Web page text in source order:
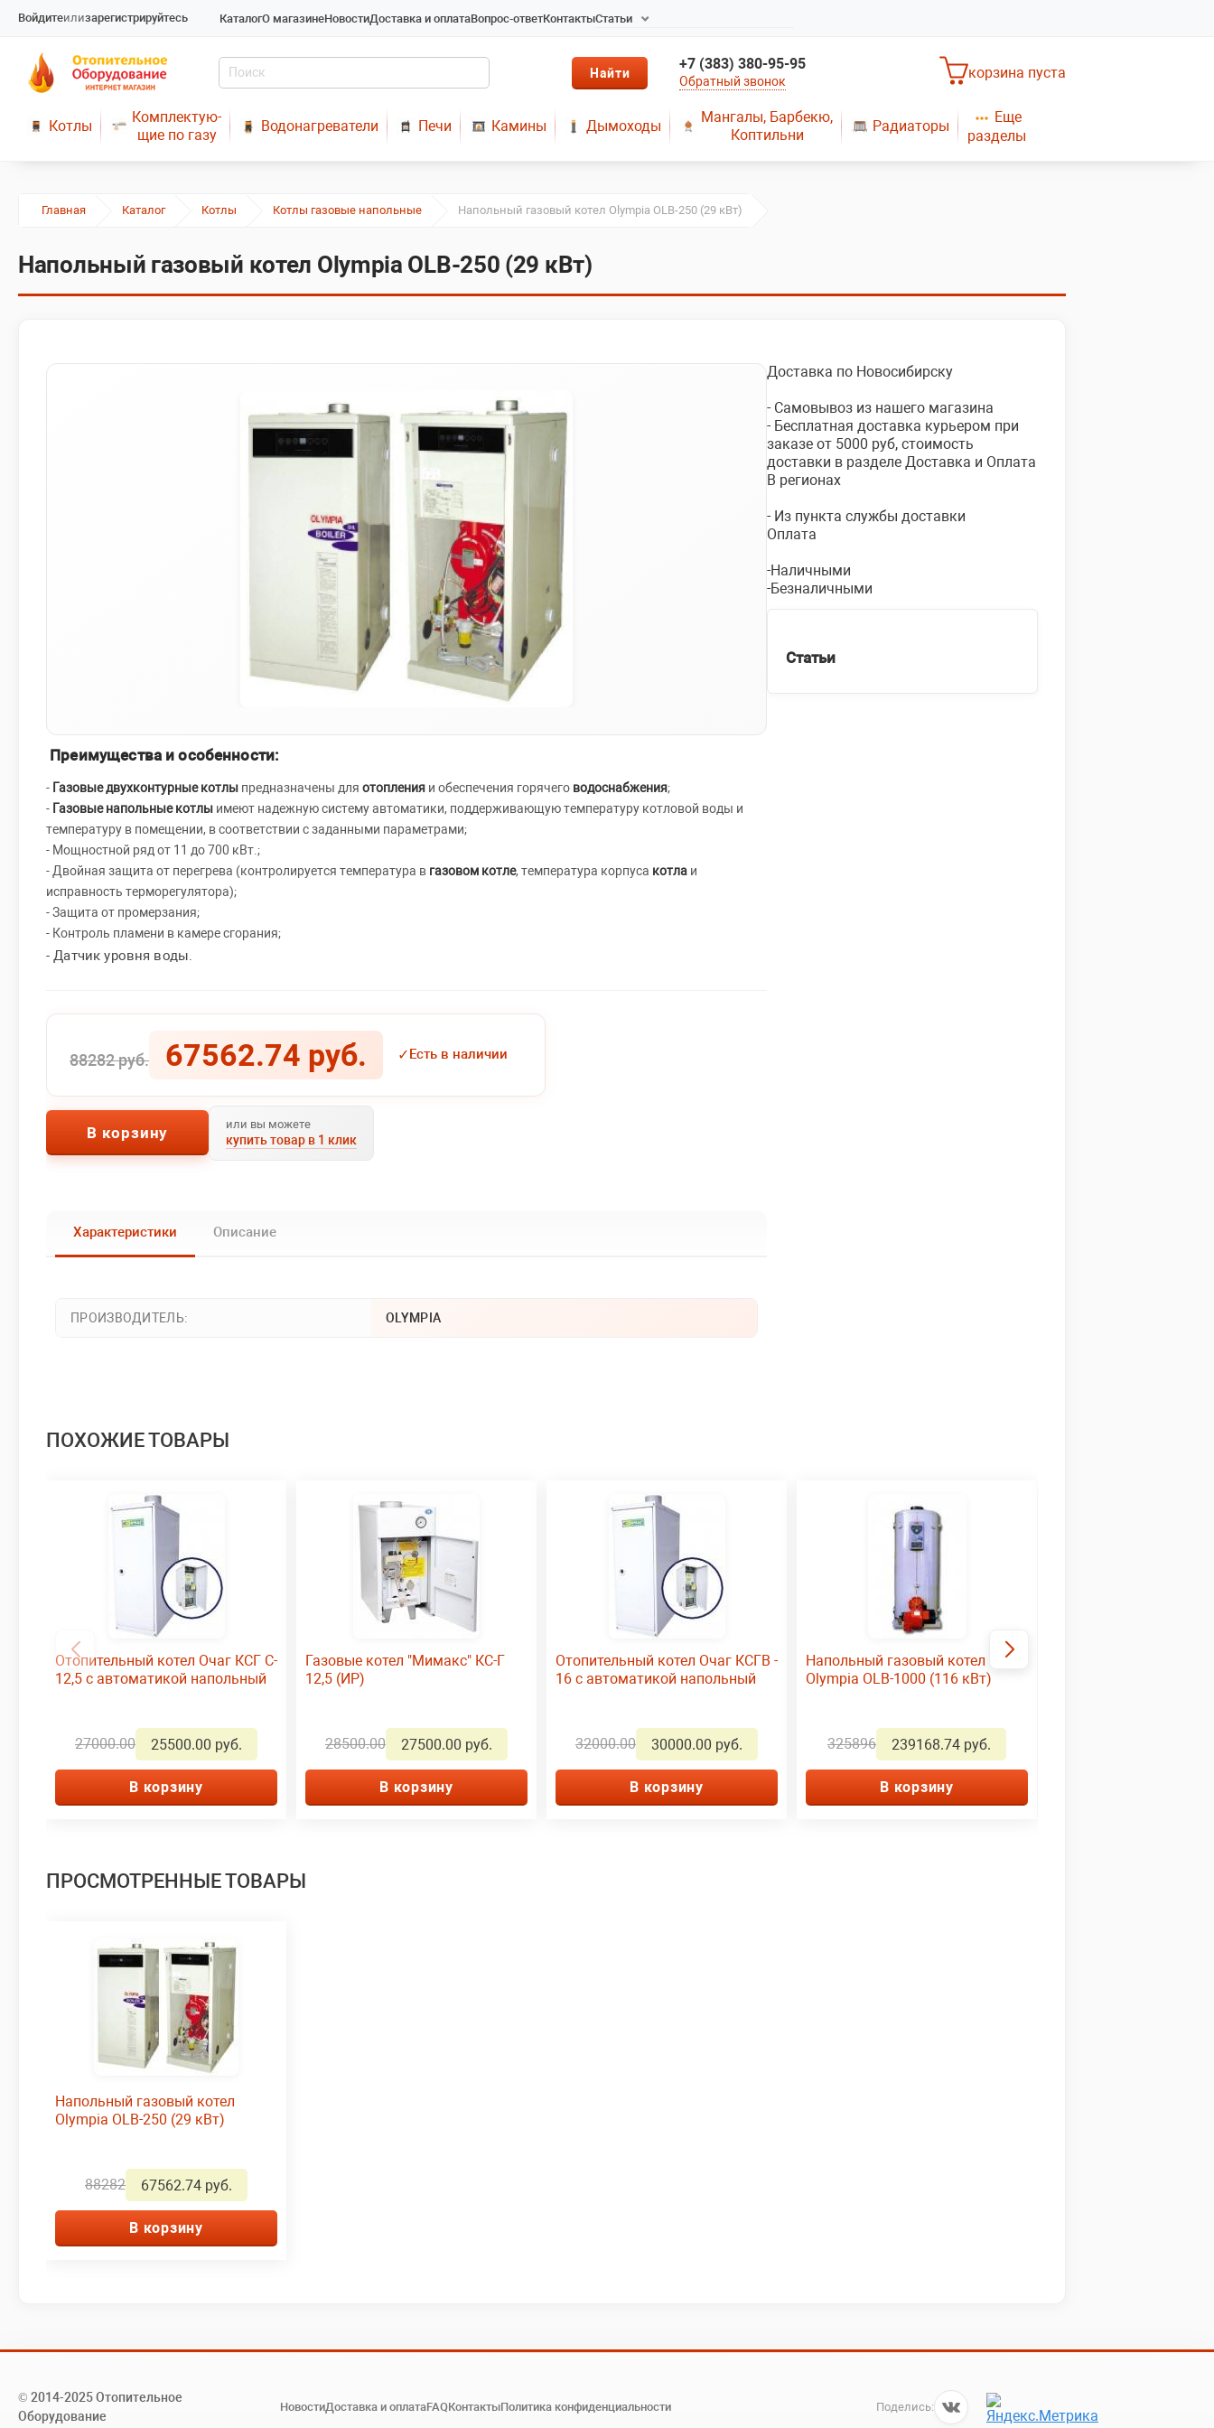
Войдитеилизарегистрируйтесь КаталогО магазинеНовостиДоставка и оплатаВопрос-ответКонтактыСтатьи
Радиаторы отопления в
Новосибирске
Твердотопливные котлы
длительного горения
Металопластик
+7 (383) 380-95-95
Обратный звонок
корзина пуста
Котлы
Комплектую-
щие по газу
Водонагреватели Печи Камины Дымоходы
Мангалы, Барбекю,
Коптильни
Радиаторы
Еще
разделы
Главная Каталог Котлы Котлы газовые напольные Напольный газовый котел Olympia OLB-250 (29 кВт)
Напольный газовый котел Olympia OLB-250 (29 кВт)
Преимущества и особенности:
- Газовые двухконтурные котлы предназначены для отопления и обеспечения горячего водоснабжения;
- Газовые напольные котлы имеют надежную систему автоматики, поддерживающую температуру котловой воды и
температуру в помещении, в соответствии с заданными параметрами;
- Мощностной ряд от 11 до 700 кВт.;
- Двойная защита от перегрева (контролируется температура в газовом котле, температура корпуса котла и
исправность терморегулятора);
- Защита от промерзания;
- Контроль пламени в камере сгорания;
- Датчик уровня воды.
88282 руб. 67562.74 руб. ✓Есть в наличии
В корзину или вы можете
купить товар в 1 клик
Характеристики Описание
ПРОИЗВОДИТЕЛЬ: OLYMPIA
Доставка по Новосибирску
- Самовывоз из нашего магазина
- Бесплатная доставка курьером при
заказе от 5000 руб, стоимость
доставки в разделе Доставка и Оплата
В регионах
- Из пункта службы доставки
Оплата
-Наличными
-Безналичными
Статьи
ПОХОЖИЕ ТОВАРЫ
Отопительный котел Очаг КСГ С-
12,5 с автоматикой напольный
27000.00 25500.00 руб.
В корзину
Газовые котел "Мимакс" КС-Г
12,5 (ИР)
28500.00 27500.00 руб.
В корзину
Отопительный котел Очаг КСГВ -
16 с автоматикой напольный
32000.00 30000.00 руб.
В корзину
Напольный газовый котел
Olympia OLB-1000 (116 кВт)
325896 239168.74 руб.
В корзину
ПРОСМОТРЕННЫЕ ТОВАРЫ
Напольный газовый котел
Olympia OLB-250 (29 кВт)
88282 67562.74 руб.
В корзину
© 2014-2025 Отопительное
Оборудование
НовостиДоставка и оплатаFAQКонтактыПолитика конфиденциальности Поделись: